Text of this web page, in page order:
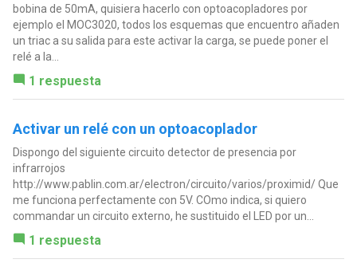
bobina de 50mA, quisiera hacerlo con optoacopladores por
ejemplo el MOC3020, todos los esquemas que encuentro añaden
un triac a su salida para este activar la carga, se puede poner el
relé a la...
1 respuesta
Activar un relé con un optoacoplador
Dispongo del siguiente circuito detector de presencia por
infrarrojos
http://www.pablin.com.ar/electron/circuito/varios/proximid/ Que
me funciona perfectamente con 5V. COmo indica, si quiero
commandar un circuito externo, he sustituido el LED por un...
1 respuesta